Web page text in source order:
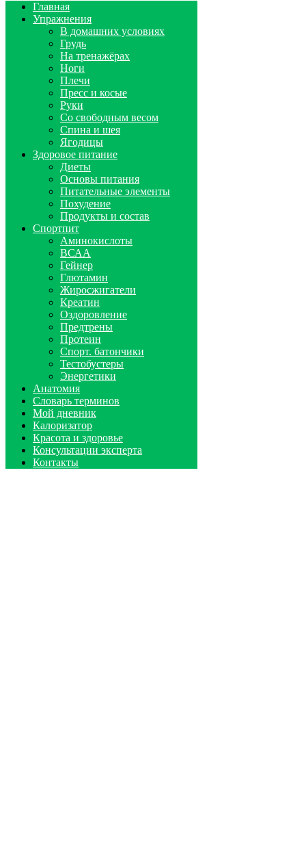
Главная
Упражнения
В домашних условиях
Грудь
На тренажёрах
Ноги
Плечи
Пресс и косые
Руки
Со свободным весом
Спина и шея
Ягодицы
Здоровое питание
Диеты
Основы питания
Питательные элементы
Похудение
Продукты и состав
Спортпит
Аминокислоты
ВСАА
Гейнер
Глютамин
Жиросжигатели
Креатин
Оздоровление
Предтрены
Протеин
Спорт. батончики
Тестобустеры
Энергетики
Анатомия
Словарь терминов
Мой дневник
Калоризатор
Красота и здоровье
Консультации эксперта
Контакты